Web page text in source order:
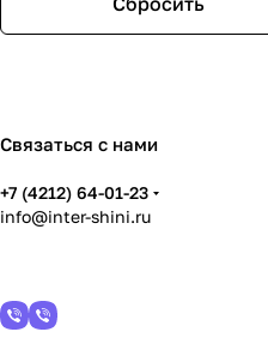
Связаться с нами
+7 (4212) 64-01-23
info@inter-shini.ru